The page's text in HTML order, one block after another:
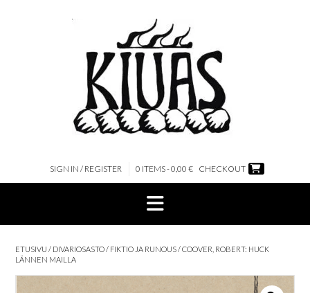
SIGN IN / REGISTER 0 ITEMS - 0,00 € CHECKOUT
ETUSIVU / DIVARIOSASTO/ FIKTIO JA RUNOUS/ COOVER, ROBERT: HUCK
LÄNNEN MAILLA